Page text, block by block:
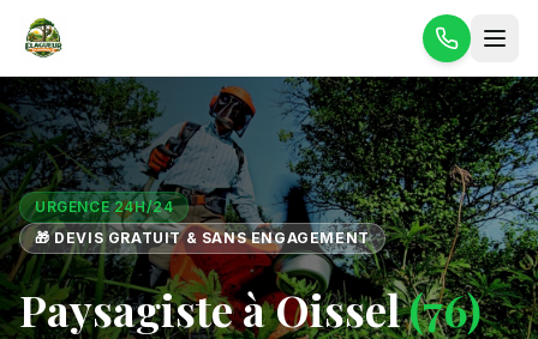
URGENCE 24H/24
🎁 DEVIS GRATUIT & SANS ENGAGEMENT
Paysagiste à Oissel(76)